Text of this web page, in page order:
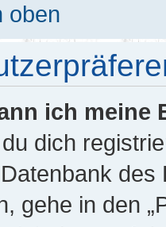
oben
ich meine
dich
gehe in den